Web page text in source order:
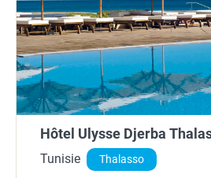
Hôtel Ulysse Djerba
Tunisie Thalasso